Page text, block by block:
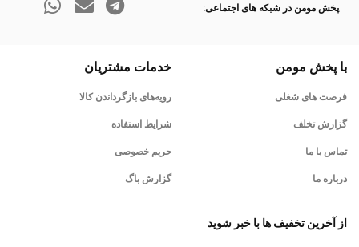
پخش مومن در شبکه های اجتماعی:
با پخش مومن
فرصت های شغلی
گزارش تخلف
تماس با ما
درباره ما
خدمات مشتریان
رویه‌های بازگرداندن کالا
شرایط استفاده
حریم خصوصی
گزارش باگ
از آخرین تخفیف ها با خبر شوید